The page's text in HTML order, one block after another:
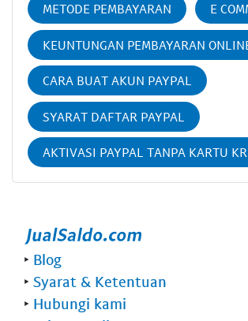
METODE PEMBAYARAN E
KEUNTUNGAN PEMBAYARAN
CARA BUAT AKUN PAYPAL
SYARAT DAFTAR PAYPAL
AKTIVASI PAYPAL TANPA KARTU
‣ Blog
‣ Syarat & Ketentuan
‣ Hubungi kami